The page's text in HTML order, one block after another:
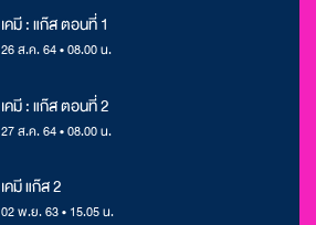
เคมี : แก๊ส ตอนที่ 1
26 ส.ค. 64 • 08.00 น.
เคมี : แก๊ส ตอนที่ 2
27 ส.ค. 64 • 08.00 น.
เคมี แก๊ส 2
02 พ.ย. 63 • 15.05 น.